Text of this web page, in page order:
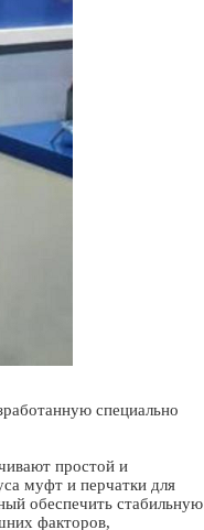
специально
простой и
муфт и перчатки для
обеспечить стабильную
факторов,